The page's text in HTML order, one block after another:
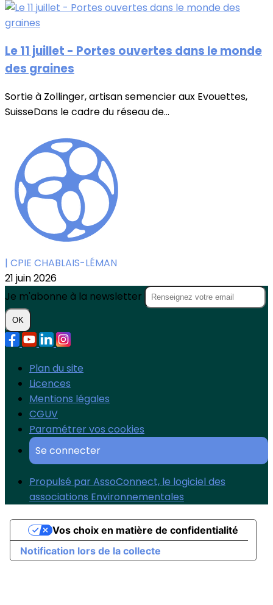
Le 11 juillet - Portes ouvertes dans le monde
des graines
Sortie à Zollinger, artisan semencier aux Evouettes,
SuisseDans le cadre du réseau de...
| CPIE CHABLAIS-LÉMAN
21 juin 2026
Je m'abonne à la newsletter
OK
Plan du site
Licences
Mentions légales
CGUV
Paramétrer vos cookies
Se connecter
Propulsé par AssoConnect, le logiciel des
associations Environnementales
Notification lors de la collecte
Vos choix en matière de confidentialité